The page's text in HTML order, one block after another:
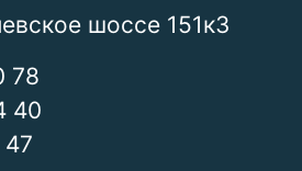
шоссе 151к3
78
40
47